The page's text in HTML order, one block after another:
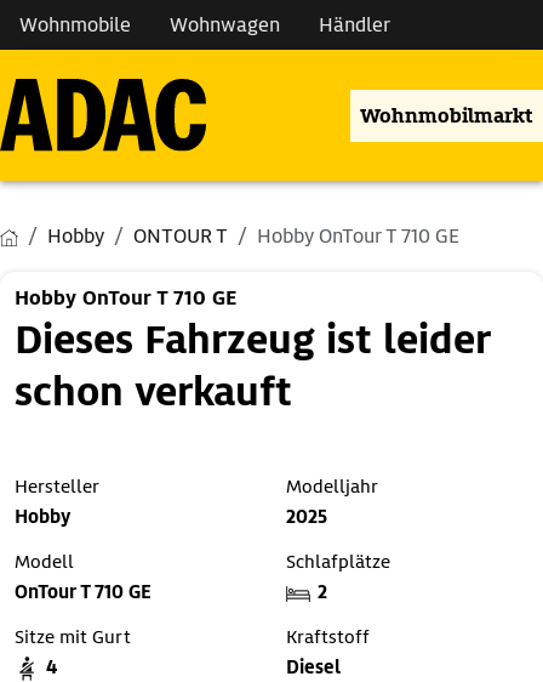
Wohnmobile Wohnwagen Händler
Wohnmobilmarkt
Hobby ONTOUR T Hobby OnTour T 710 GE
Hobby OnTour T 710 GE
Dieses Fahrzeug ist leider
schon verkauft
Hersteller
Hobby
Modelljahr
2025
Modell
OnTour T 710 GE
Schlafplätze
2
Sitze mit Gurt
4
Kraftstoff
Diesel